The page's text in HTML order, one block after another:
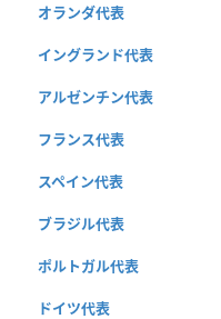
オランダ代表
イングランド代表
アルゼンチン代表
フランス代表
スペイン代表
ブラジル代表
ポルトガル代表
ドイツ代表